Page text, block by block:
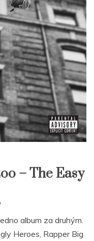
– The Easy
album za druhým.
Heroes, Rapper Big